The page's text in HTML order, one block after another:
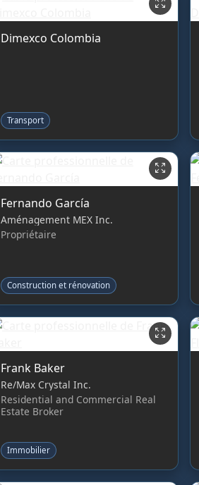
Dimexco Colombia
Transport
Fernando García
Aménagement MEX Inc.
Propriétaire
Construction et rénovation
Frank Baker
Re/Max Crystal Inc.
Residential and Commercial Real
Estate Broker
Immobilier